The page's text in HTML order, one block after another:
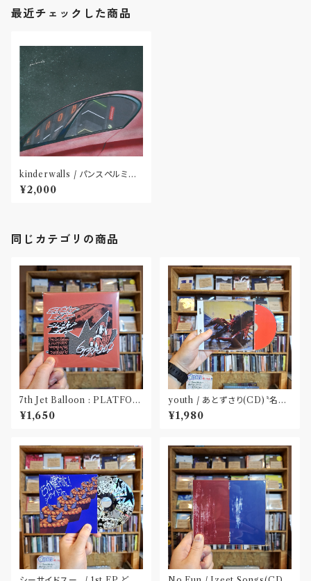
最近チェックした商品
kinderwalls / パンスペルミア
(CD)"香川・高松"
¥2,000
同じカテゴリの商品
7th Jet Balloon : PLATFOR
M SPLIT EP(CD)〝長野〟×
〝大阪〟
¥1,650
youth / あとずさり(CD)〝名古
屋〟
¥1,980